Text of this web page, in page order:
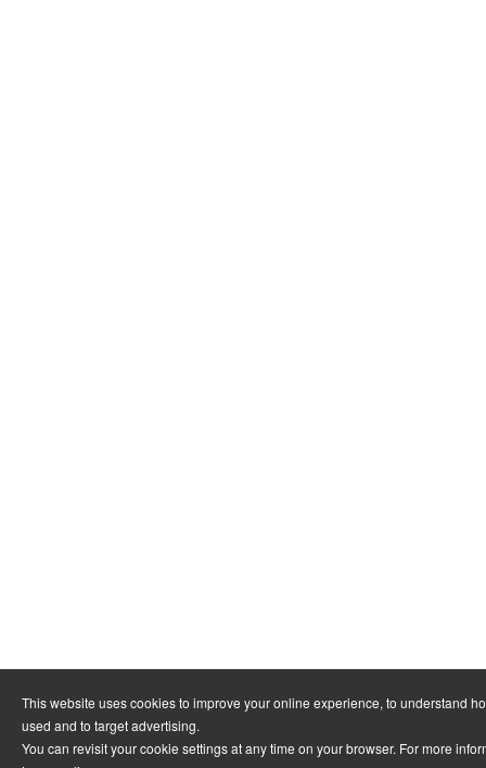
This website uses cookies to improve your online experience, to understand
used and to target advertising.
You can revisit your cookie settings at any time on your browser. For more